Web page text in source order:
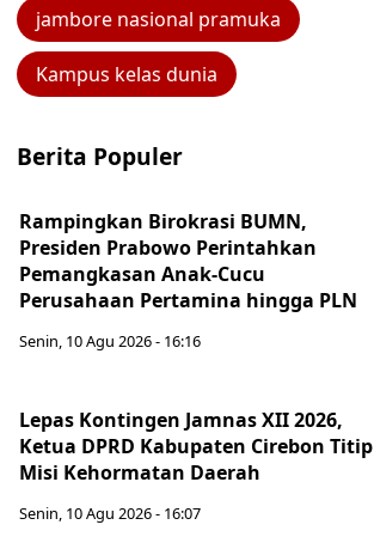
jambore nasional pramuka
Kampus kelas dunia
Berita Populer
Rampingkan Birokrasi BUMN,
Presiden Prabowo Perintahkan
Pemangkasan Anak-Cucu
Perusahaan Pertamina hingga PLN
Senin, 10 Agu 2026 - 16:16
Lepas Kontingen Jamnas XII 2026,
Ketua DPRD Kabupaten Cirebon Titip
Misi Kehormatan Daerah
Senin, 10 Agu 2026 - 16:07